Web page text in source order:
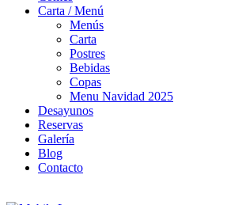
Carta / Menú
Menús
Carta
Postres
Bebidas
Copas
Menu Navidad 2025
Desayunos
Reservas
Galería
Blog
Contacto